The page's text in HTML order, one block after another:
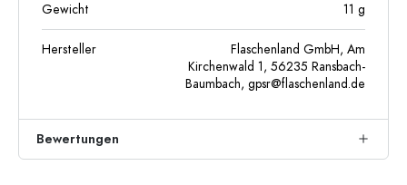
Gewicht 11 g
Hersteller
Flaschenland GmbH, Am
Kirchenwald 1, 56235 Ransbach-
Baumbach, gpsr@flaschenland.de
Bewertungen